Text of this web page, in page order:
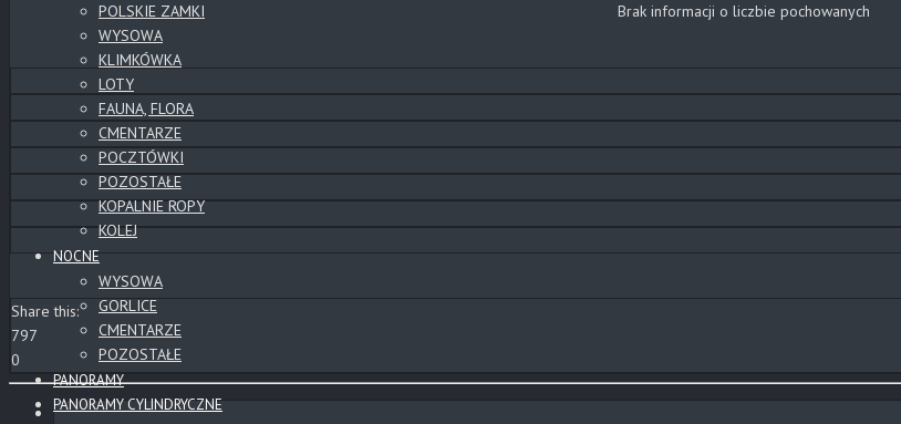
POLSKIE ZAMKI
WYSOWA
KLIMKÓWKA
LOTY
FAUNA, FLORA
CMENTARZE
POCZTÓWKI
POZOSTAŁE
KOPALNIE ROPY
KOLEJ
NOCNE
WYSOWA
GORLICE
CMENTARZE
POZOSTAŁE
PANORAMY
PANORAMY CYLINDRYCZNE
Brak informacji o liczbie pochowanych
Share this:
797
0